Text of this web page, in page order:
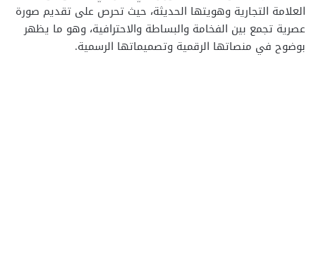
العلامة التجارية وهويتها الحديثة، حيث تحرص على تقديم صورة
عصرية تجمع بين الفخامة والبساطة والاحترافية، وهو ما يظهر
بوضوح في منصاتها الرقمية وتصميماتها الرسمية.